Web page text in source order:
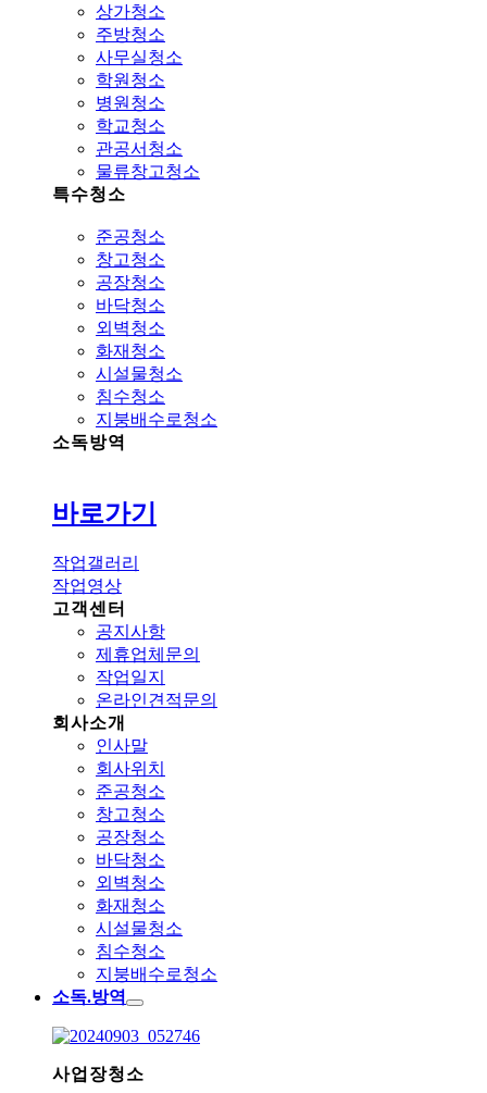
상가청소
주방청소
사무실청소
학원청소
병원청소
학교청소
관공서청소
물류창고청소
특수청소
준공청소
창고청소
공장청소
바닥청소
외벽청소
화재청소
시설물청소
침수청소
지붕배수로청소
소독방역
바로가기
작업갤러리
작업영상
고객센터
공지사항
제휴업체문의
작업일지
온라인견적문의
회사소개
인사말
회사위치
준공청소
창고청소
공장청소
바닥청소
외벽청소
화재청소
시설물청소
침수청소
지붕배수로청소
소독.방역
사업장청소